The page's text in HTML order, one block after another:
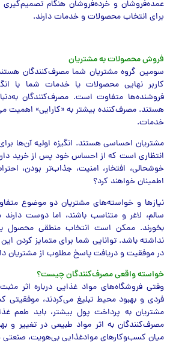
عمده‌فروشان و خرده‌فروشان هنگام تصمیم‌گیری
برای انتخاب محصولات و خدمات دارند.
فروش محصولات به مشتریان
سومین گروه مشتریان شما مصرف‌کنندگان
کاربر نهایی محصولات یا خدمات شما با
فروشنده‌ها متفاوت است. مصرف‌کنندگان
هستند. مصرف‌کننده بیشتر به «کارایی» اهمیت
خدمات.
مشتریان احساسی هستند. انگیزه اولیه آن‌ها
انتظاری است که از احساس خود پس از خرید
خوشحالی، افتخار، امنیت، جذاب‌تر بودن،
اطمینان خواهند کرد؟
نیازها و خواسته‌های مشتریان دو موضوع
سالم، لاغر و متناسب باشند، اما دوست
بخورند. ممکن است انتخاب منطقی محصول
نداشته باشد. توانایی شما برای متمایز کردن
در موفقیت و دریافت پاسخ مطلوب از مشتریان
خواسته واقعی مصرف‌کنندگان چیست؟
وقتی فروشگاه‌های مواد غذایی درباره اثر
فردی و بهبود محیط تبلیغ می‌کردند، موفقیتی
مشتریان به پرداخت پول بیشتر، باید طعم
مصرف‌کنندگان به اثر مواد طبیعی در تغییر و
میان کسب‌و‌کارهای مواد‌غذایی بی‌هویت، صنعتی